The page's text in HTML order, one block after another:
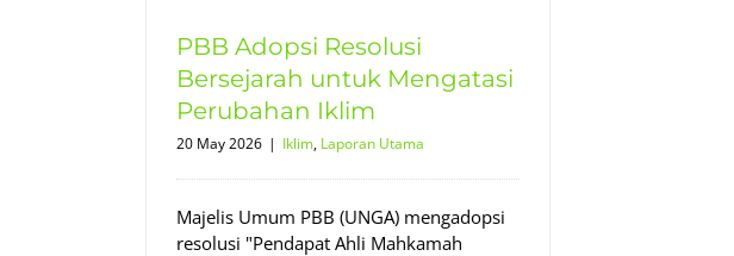
PBB Adopsi Resolusi
Bersejarah untuk Mengatasi
Perubahan Iklim
20 May 2026 | Iklim, Laporan Utama
Majelis Umum PBB (UNGA) mengadopsi
resolusi "Pendapat Ahli Mahkamah